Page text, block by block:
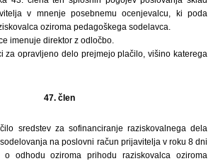
v mnenje posebnemu ocenjevalcu, ki poda
oziroma pedagoškega sodelavca.
imenuje direktor z odločbo.
za opravljeno delo prejmejo plačilo, višino katerega
47. člen
sredstev za sofinanciranje raziskovalnega dela
na poslovni račun prijavitelja v roku 8 dni
odhodu oziroma prihodu raziskovalca oziroma